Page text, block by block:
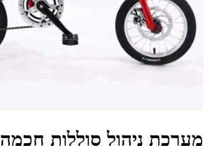
מערכת ניהול סוללות חכמה